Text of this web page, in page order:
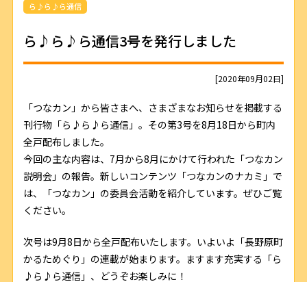
ら♪ら♪ら通信
ら♪ら♪ら通信3号を発行しました
[2020年09月02日]
「つなカン」から皆さまへ、さまざまなお知らせを掲載する
刊行物「ら♪ら♪ら通信」。その第3号を8月18日から町内
全戸配布しました。
今回の主な内容は、7月から8月にかけて行われた「つなカン
説明会」の報告。新しいコンテンツ「つなカンのナカミ」で
は、「つなカン」の委員会活動を紹介しています。ぜひご覧
ください。
次号は9月8日から全戸配布いたします。いよいよ「長野原町
かるためぐり」の連載が始まります。ますます充実する「ら
♪ら♪ら通信」、どうぞお楽しみに！